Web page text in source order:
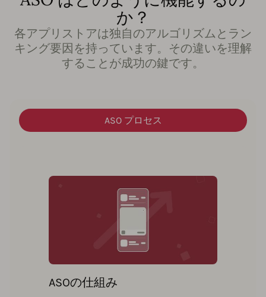
か？
各アプリストアは独自のアルゴリズムとラン
キング要因を持っています。その違いを理解
することが成功の鍵です。
ASO プロセス
ASOの仕組み